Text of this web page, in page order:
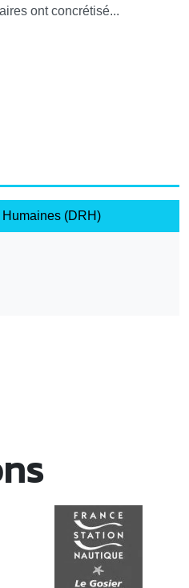
ont concrétisé...
(DRH)